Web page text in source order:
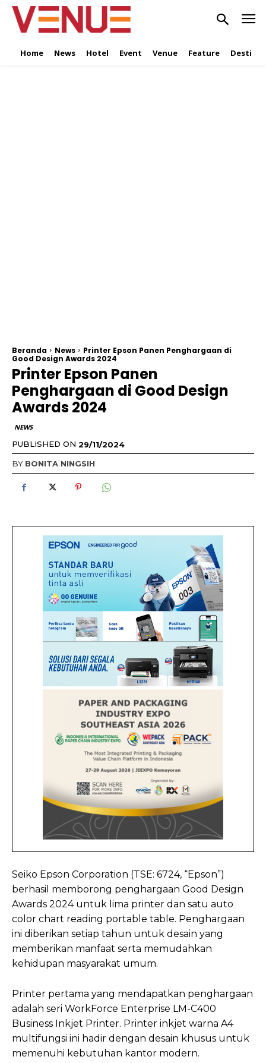
Home News Hotel Event Venue Feature
Beranda News
Printer Epson Panen Penghargaan di
Good Design Awards 2024
Printer Epson Panen
Penghargaan di Good Design
Awards 2024
NEWS
PUBLISHED ON 29/11/2024
BY BONITA NINGSIH
Seiko Epson Corporation (TSE: 6724, “Epson”)
berhasil memborong penghargaan Good Design
Awards 2024 untuk lima printer dan satu auto
color chart reading portable table. Penghargaan
ini diberikan setiap tahun untuk desain yang
memberikan manfaat serta memudahkan
kehidupan masyarakat umum.
Printer pertama yang mendapatkan penghargaan
adalah seri WorkForce Enterprise LM-C400
Business Inkjet Printer. Printer inkjet warna A4
multifungsi ini hadir dengan desain khusus untuk
memenuhi kebutuhan kantor modern.